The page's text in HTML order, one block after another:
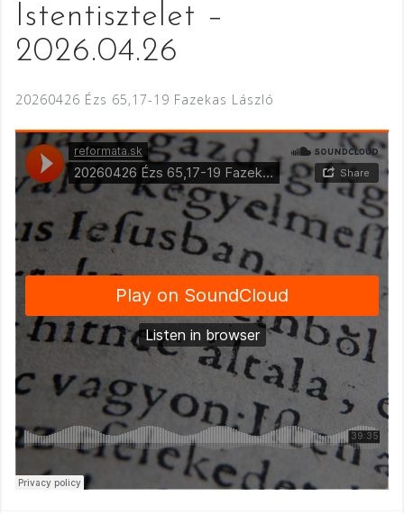
Istentisztelet –
2026.04.26
20260426 Ézs 65,17-19 Fazekas László